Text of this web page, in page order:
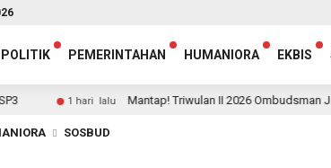
POLITIK PEMERINTAHAN HUMANIORA EKBIS
1 hari lalu Mantap! Triwulan II 2026 Ombudsman Jambi
SOSBUD